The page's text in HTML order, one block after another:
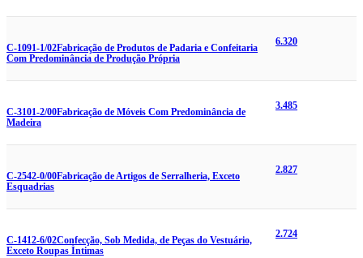
C-1091-1/02Fabricação de Produtos de Padaria e Confeitaria
Com Predominância de Produção Própria
6.320
C-3101-2/00Fabricação de Móveis Com Predominância de
Madeira
3.485
C-2542-0/00Fabricação de Artigos de Serralheria, Exceto
Esquadrias
2.827
C-1412-6/02Confecção, Sob Medida, de Peças do Vestuário,
Exceto Roupas Íntimas
2.724